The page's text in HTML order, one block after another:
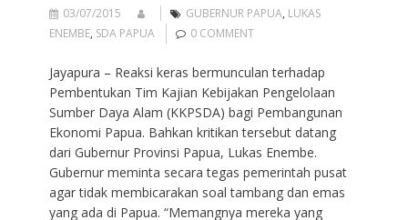
03/07/2015 GUBERNUR PAPUA, LUKAS
ENEMBE, SDA PAPUA 0 COMMENT
Jayapura – Reaksi keras bermunculan terhadap
Pembentukan Tim Kajian Kebijakan Pengelolaan
Sumber Daya Alam (KKPSDA) bagi Pembangunan
Ekonomi Papua. Bahkan kritikan tersebut datang
dari Gubernur Provinsi Papua, Lukas Enembe.
Gubernur meminta secara tegas pemerintah pusat
agar tidak membicarakan soal tambang dan emas
yang ada di Papua. “Memangnya mereka yang